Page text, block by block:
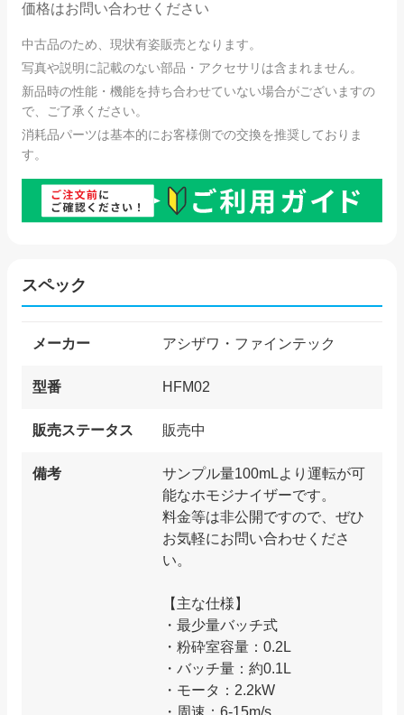
価格はお問い合わせください
中古品のため、現状有姿販売となります。
写真や説明に記載のない部品・アクセサリは含まれません。
新品時の性能・機能を持ち合わせていない場合がございますの
で、ご了承ください。
消耗品パーツは基本的にお客様側での交換を推奨しておりま
す。
スペック
メーカー アシザワ・ファインテック
型番 HFM02
販売ステータス 販売中
備考
サンプル量100mLより運転が可
能なホモジナイザーです。
料金等は非公開ですので、ぜひ
お気軽にお問い合わせくださ
い。
【主な仕様】
・最少量バッチ式
・粉砕室容量：0.2L
・バッチ量：約0.1L
・モータ：2.2kW